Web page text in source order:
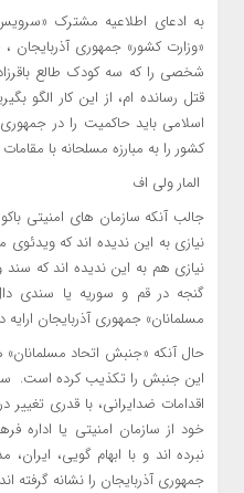
به ادعای اطلاعیه مشترک
«وزارت کشور» جمهوری
شخصی را که سه کودک طالع
قتل رسانده ام، از این کار الگو
اسلامی باید حاکمیت را در
کشور را به مبارزه مسلحانه با
المار ولی اف
جالب آنکه سازمان های امنیتی
نیازی به این ندیده اند که
نیازی هم به این ندیده اند که
گنجه در قم و سوریه یا سندی
مسلمانان» جمهوری آذربایجان ارایه
حال آنکه «جنبش اتحاد مسلمانان»
این جنبش را تکذیب کرده است.
اقدامات ضدایرانی، با قدری تغییر
خود از سازمان امنیتی یا اداره
نبرده اند و با ابهام گویی،
جمهوری آذربایجان را نشانه گرفته